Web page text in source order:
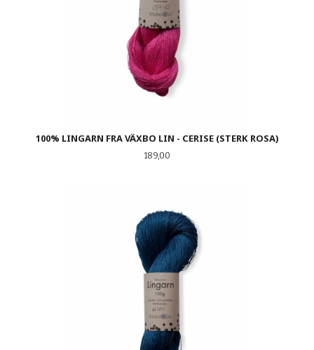
100% LINGARN FRA VÄXBO LIN - CERISE (STERK ROSA)
Pris
189,00